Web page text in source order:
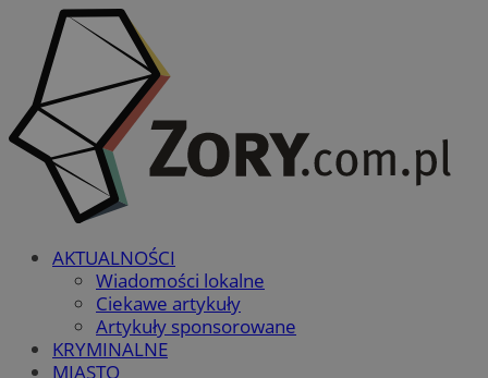
AKTUALNOŚCI
Wiadomości lokalne
Ciekawe artykuły
Artykuły sponsorowane
KRYMINALNE
MIASTO